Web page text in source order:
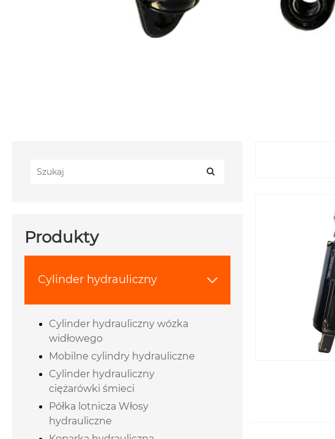
Produkty
Cylinder hydrauliczny 
Cylinder hydrauliczny wózka
widłowego
Mobilne cylindry hydrauliczne
Cylinder hydrauliczny
ciężarówki śmieci
Półka lotnicza Włosy
hydrauliczne